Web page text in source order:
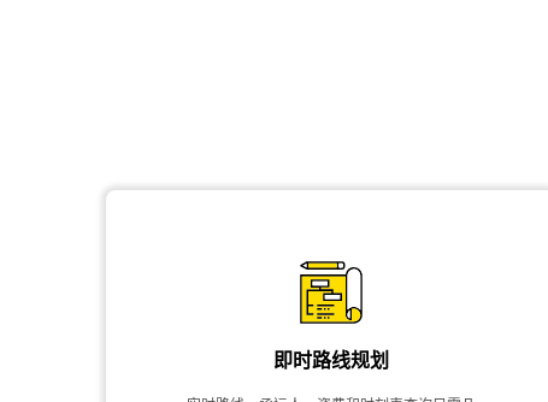
即时路线规划